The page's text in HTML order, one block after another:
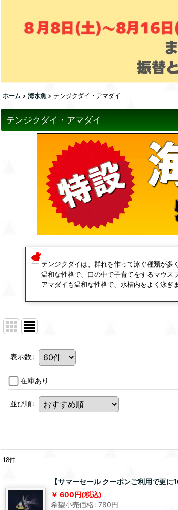
ホーム > 海水魚 > テンジクダイ・アマダイ
テンジクダイ・アマダイ
テンジクダイは、群れを作って泳ぐ種類が多
温和な性格で、口の中で子育てをするマウス
アマダイも温和な性格で、水槽内をよく泳ぎ
表示数:
在庫あり
並び順:
18件
【サマーセール クーポンご利用で更
600円(税込)
希望小売価格: 780円